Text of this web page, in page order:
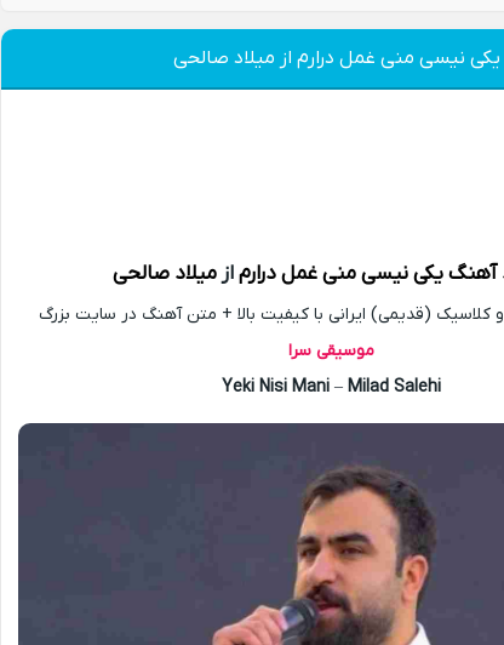
یکی نیسی منی غمل درارم از میلاد صالحی
آهنگ یکی نیسی منی غمل درارم ازمیلاد صالحی
(قدیمی) ایرانی با کیفیت بالا + متن آهنگ در سایت بزرگ
موسیقی سرا
Yeki Nisi Mani –Milad Salehi